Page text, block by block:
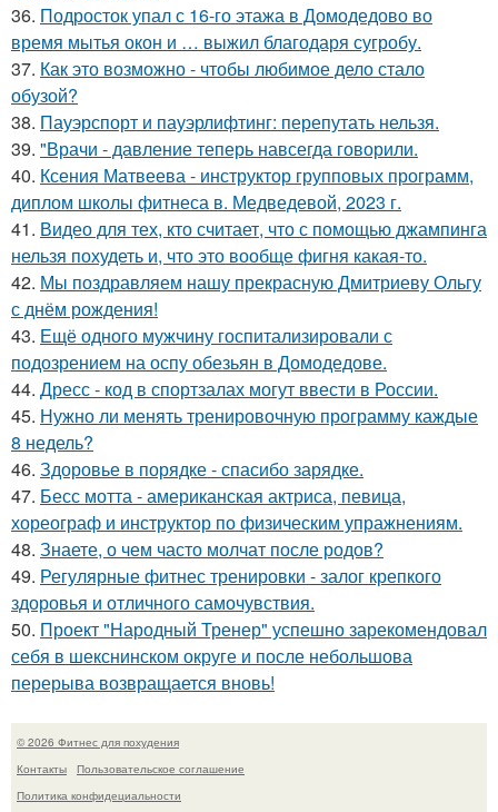
36. Подросток упал с 16-го этажа в Домодедово во
время мытья окон и … выжил благодаря сугробу.
37. Как это возможно - чтобы любимое дело стало
обузой?
38. Пауэрспорт и пауэрлифтинг: перепутать нельзя.
39. "Врачи - давление теперь навсегда говорили.
40. Ксения Матвеева - инструктор групповых программ,
диплом школы фитнеса в. Медведевой, 2023 г.
41. Видео для тех, кто считает, что с помощью джампинга
нельзя похудеть и, что это вообще фигня какая-то.
42. Мы поздравляем нашу прекрасную Дмитриеву Ольгу
с днём рождения!
43. Ещё одного мужчину госпитализировали с
подозрением на оспу обезьян в Домодедове.
44. Дресс - код в спортзалах могут ввести в России.
45. Нужно ли менять тренировочную программу каждые
8 недель?
46. Здоровье в порядке - спасибо зарядке.
47. Бесс мотта - американская актриса, певица,
хореограф и инструктор по физическим упражнениям.
48. Знаете, о чем часто молчат после родов?
49. Регулярные фитнес тренировки - залог крепкого
здоровья и отличного самочувствия.
50. Проект "Народный Тренер" успешно зарекомендовал
себя в шекснинском округе и после небольшова
перерыва возвращается вновь!
© 2026 Фитнес для похудения
Контакты
Пользовательское соглашение
Политика конфидециальности